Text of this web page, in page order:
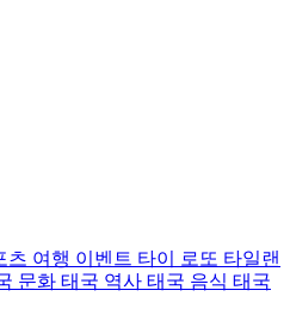
츠 여행 이벤트 타이 로또 타일랜
문화 태국 역사 태국 음식 태국